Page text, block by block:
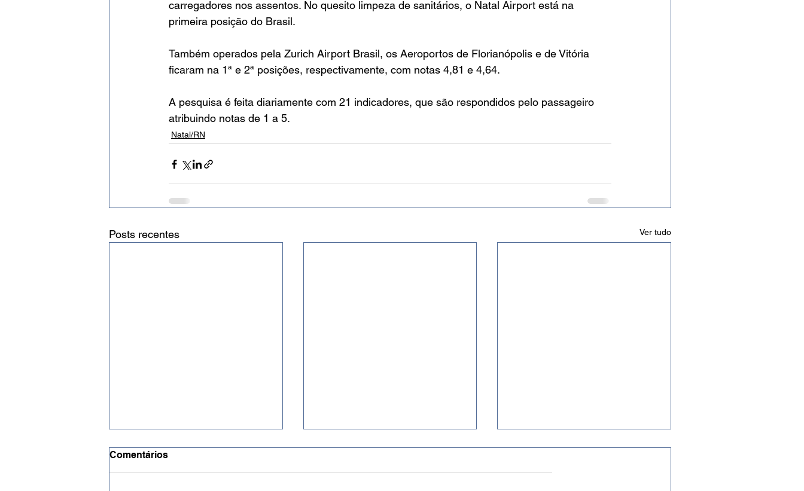
carregadores nos assentos. No quesito limpeza de sanitários, o Natal Airport está na
primeira posição do Brasil.
Também operados pela Zurich Airport Brasil, os Aeroportos de Florianópolis e de Vitória
ficaram na 1ª e 2ª posições, respectivamente, com notas 4,81 e 4,64.
A pesquisa é feita diariamente com 21 indicadores, que são respondidos pelo passageiro
atribuindo notas de 1 a 5.
Natal/RN
Posts recentes Ver tudo
Comentários